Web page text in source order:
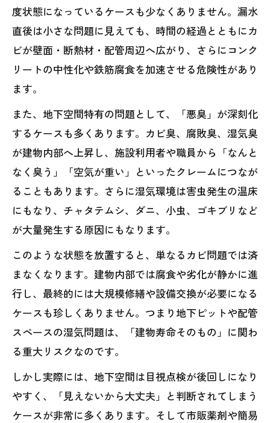
度状態になっているケースも少なくありません。漏水
直後は小さな問題に見えても、時間の経過とともにカ
ビが壁面・断熱材・配管周辺へ広がり、さらにコンク
リートの中性化や鉄筋腐食を加速させる危険性があり
ます。
また、地下空間特有の問題として、「悪臭」が深刻化
するケースも多くあります。カビ臭、腐敗臭、湿気臭
が建物内部へ上昇し、施設利用者や職員から「なんと
なく臭う」「空気が重い」といったクレームにつなが
ることもあります。さらに湿気環境は害虫発生の温床
にもなり、チャタテムシ、ダニ、小虫、ゴキブリなど
が大量発生する原因にもなります。
このような状態を放置すると、単なるカビ問題では済
まなくなります。建物内部では腐食や劣化が静かに進
行し、最終的には大規模修繕や設備交換が必要になる
ケースも珍しくありません。つまり地下ピットや配管
スペースの湿気問題は、「建物寿命そのもの」に関わ
る重大リスクなのです。
しかし実際には、地下空間は目視点検が後回しになり
やすく、「見えないから大丈夫」と判断されてしまう
ケースが非常に多くあります。そして市販薬剤や簡易